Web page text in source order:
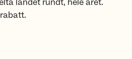
landet rundt, hele året.